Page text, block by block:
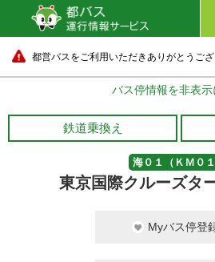
都営バスをご利用いただきありがとうござ
バス停情報を非表示
鉄道乗換え
海０１（ＫＭ０１
東京国際クルーズタ
Myバス停登